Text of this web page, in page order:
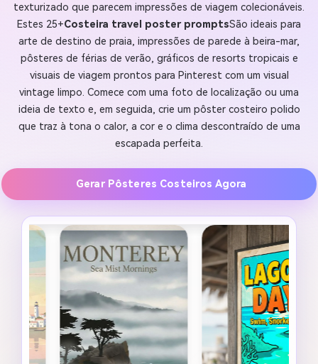
texturizado que parecem impressões de viagem colecionáveis.
Estes 25+Costeira travel poster promptsSão ideais para
arte de destino de praia, impressões de parede à beira-mar,
pôsteres de férias de verão, gráficos de resorts tropicais e
visuais de viagem prontos para Pinterest com um visual
vintage limpo. Comece com uma foto de localização ou uma
ideia de texto e, em seguida, crie um pôster costeiro polido
que traz à tona o calor, a cor e o clima descontraído de uma
escapada perfeita.
Gerar Pôsteres Costeiros Agora